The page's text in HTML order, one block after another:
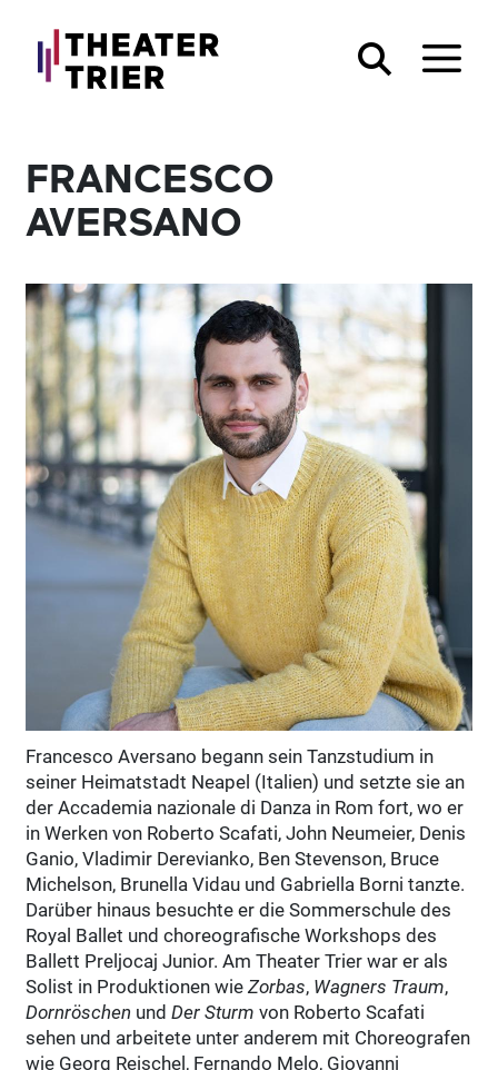
FRANCESCO
AVERSANO
Francesco Aversano begann sein Tanzstudium in
seiner Heimatstadt Neapel (Italien) und setzte sie an
der Accademia nazionale di Danza in Rom fort, wo er
in Werken von Roberto Scafati, John Neumeier, Denis
Ganio, Vladimir Derevianko, Ben Stevenson, Bruce
Michelson, Brunella Vidau und Gabriella Borni tanzte.
Darüber hinaus besuchte er die Sommerschule des
Royal Ballet und choreografische Workshops des
Ballett Preljocaj Junior. Am Theater Trier war er als
Solist in Produktionen wieZorbas, Wagners Traum,
Dornröschen undDer Sturm von Roberto Scafati
sehen und arbeitete unter anderem mit Choreografen
wie Georg Reischel, Fernando Melo, Giovanni